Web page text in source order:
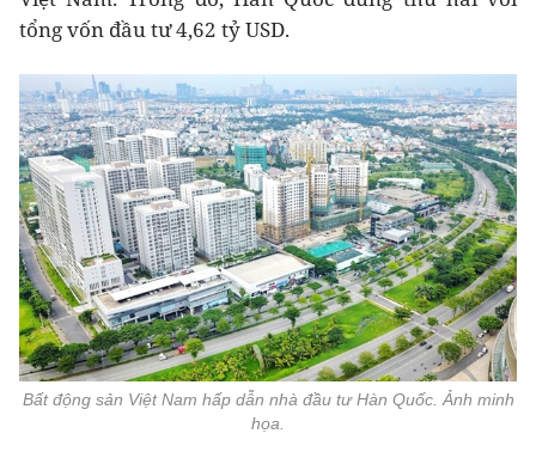
tổng vốn đầu tư 4,62 tỷ USD.
Bất động sản Việt Nam hấp dẫn nhà đầu tư Hàn Quốc. Ảnh minh
họa.